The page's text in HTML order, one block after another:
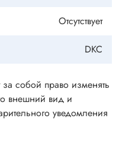
Отсутствует
DKC
за собой право изменять
внешний вид и
уведомления